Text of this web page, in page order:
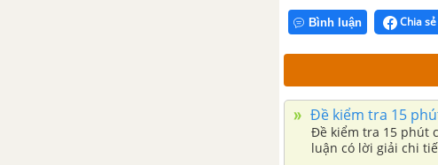
Bình luận Chia sẻ
Đề kiểm tra 15
Đề kiểm tra 15 phút
luận có lời giải chi